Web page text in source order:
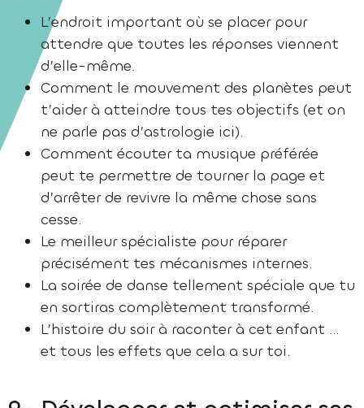
L’endroit important où se placer pour
attendre que toutes les réponses viennent
d’elle-même.
Comment le mouvement des planètes peut
t’aider à atteindre tous tes objectifs (et on
ne parle pas d’astrologie ici).
Comment écouter ta musique préférée
peut te permettre de tourner la page et
d’arrêter de revivre la même chose sans
cesse.
Le meilleur spécialiste pour réparer
précisément tes mécanismes internes.
La soirée de danse tellement spéciale que tu
en sortiras complètement transformé.
L’histoire du soir à raconter à cet enfant …
et tous les effets que cela a sur toi.